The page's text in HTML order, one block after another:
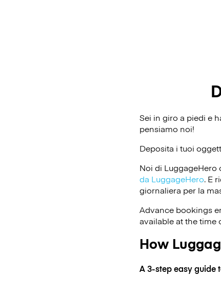
Sei in giro a piedi e
pensiamo noi!
Deposita i tuoi
Noi di
da LuggageHero. E
giornaliera per la
Advance bookings
available at the time
How
A 3-step easy guide